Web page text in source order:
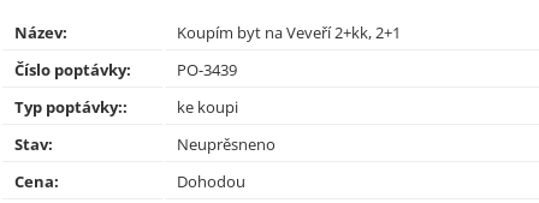
Název:
Koupím byt na Veveří 2+kk, 2+1
Číslo poptávky:
PO-3439
Typ poptávky::
ke koupi
Stav:
Neuprěsneno
Cena:
Dohodou